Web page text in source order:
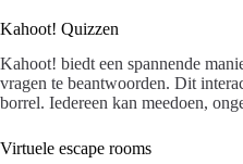
Kahoot! Quizzen
Kahoot! biedt een spannende
vragen te beantwoorden. Dit
borrel. Iedereen kan meedoen,
Virtuele escape rooms